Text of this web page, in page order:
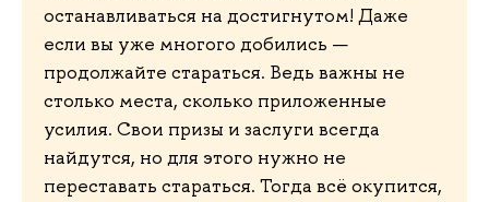
останавливаться на достигнутом! Даже
если вы уже многого добились —
продолжайте стараться. Ведь важны не
столько места, сколько приложенные
усилия. Свои призы и заслуги всегда
найдутся, но для этого нужно не
переставать стараться. Тогда всё окупится,